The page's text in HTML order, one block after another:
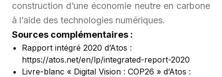
construction d’une économie neutre en carbone
à l’aide des technologies numériques.
Sources complémentaires :
Rapport intégré 2020 d’Atos :
https://atos.net/en/lp/integrated-report-2020
Livre-blanc « Digital Vision : COP26 » d’Atos :